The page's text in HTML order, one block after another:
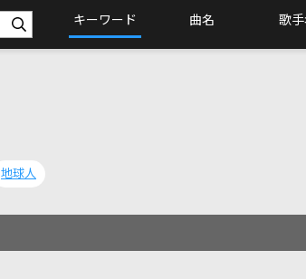
キーワード 曲名 歌手
地球人